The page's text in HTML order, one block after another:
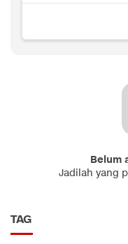
Belum
Jadilah yang
TAG